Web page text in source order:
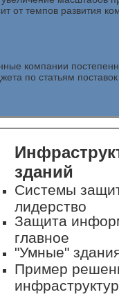
от темпов развития
компании
по статьям поставок
зданий
Системы
лидерство
Защита
главное
"Умные"
Пример